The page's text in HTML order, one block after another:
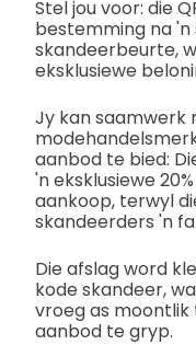
Stel jou voor: die
bestemming na
skandeerbeurte,
eksklusiewe
Jy kan saamwerk
aanbod te bied:
'n eksklusiewe
aankoop, terwyl
skandeerders 'n
Die afslag word
kode skandeer,
vroeg as
aanbod te gryp.